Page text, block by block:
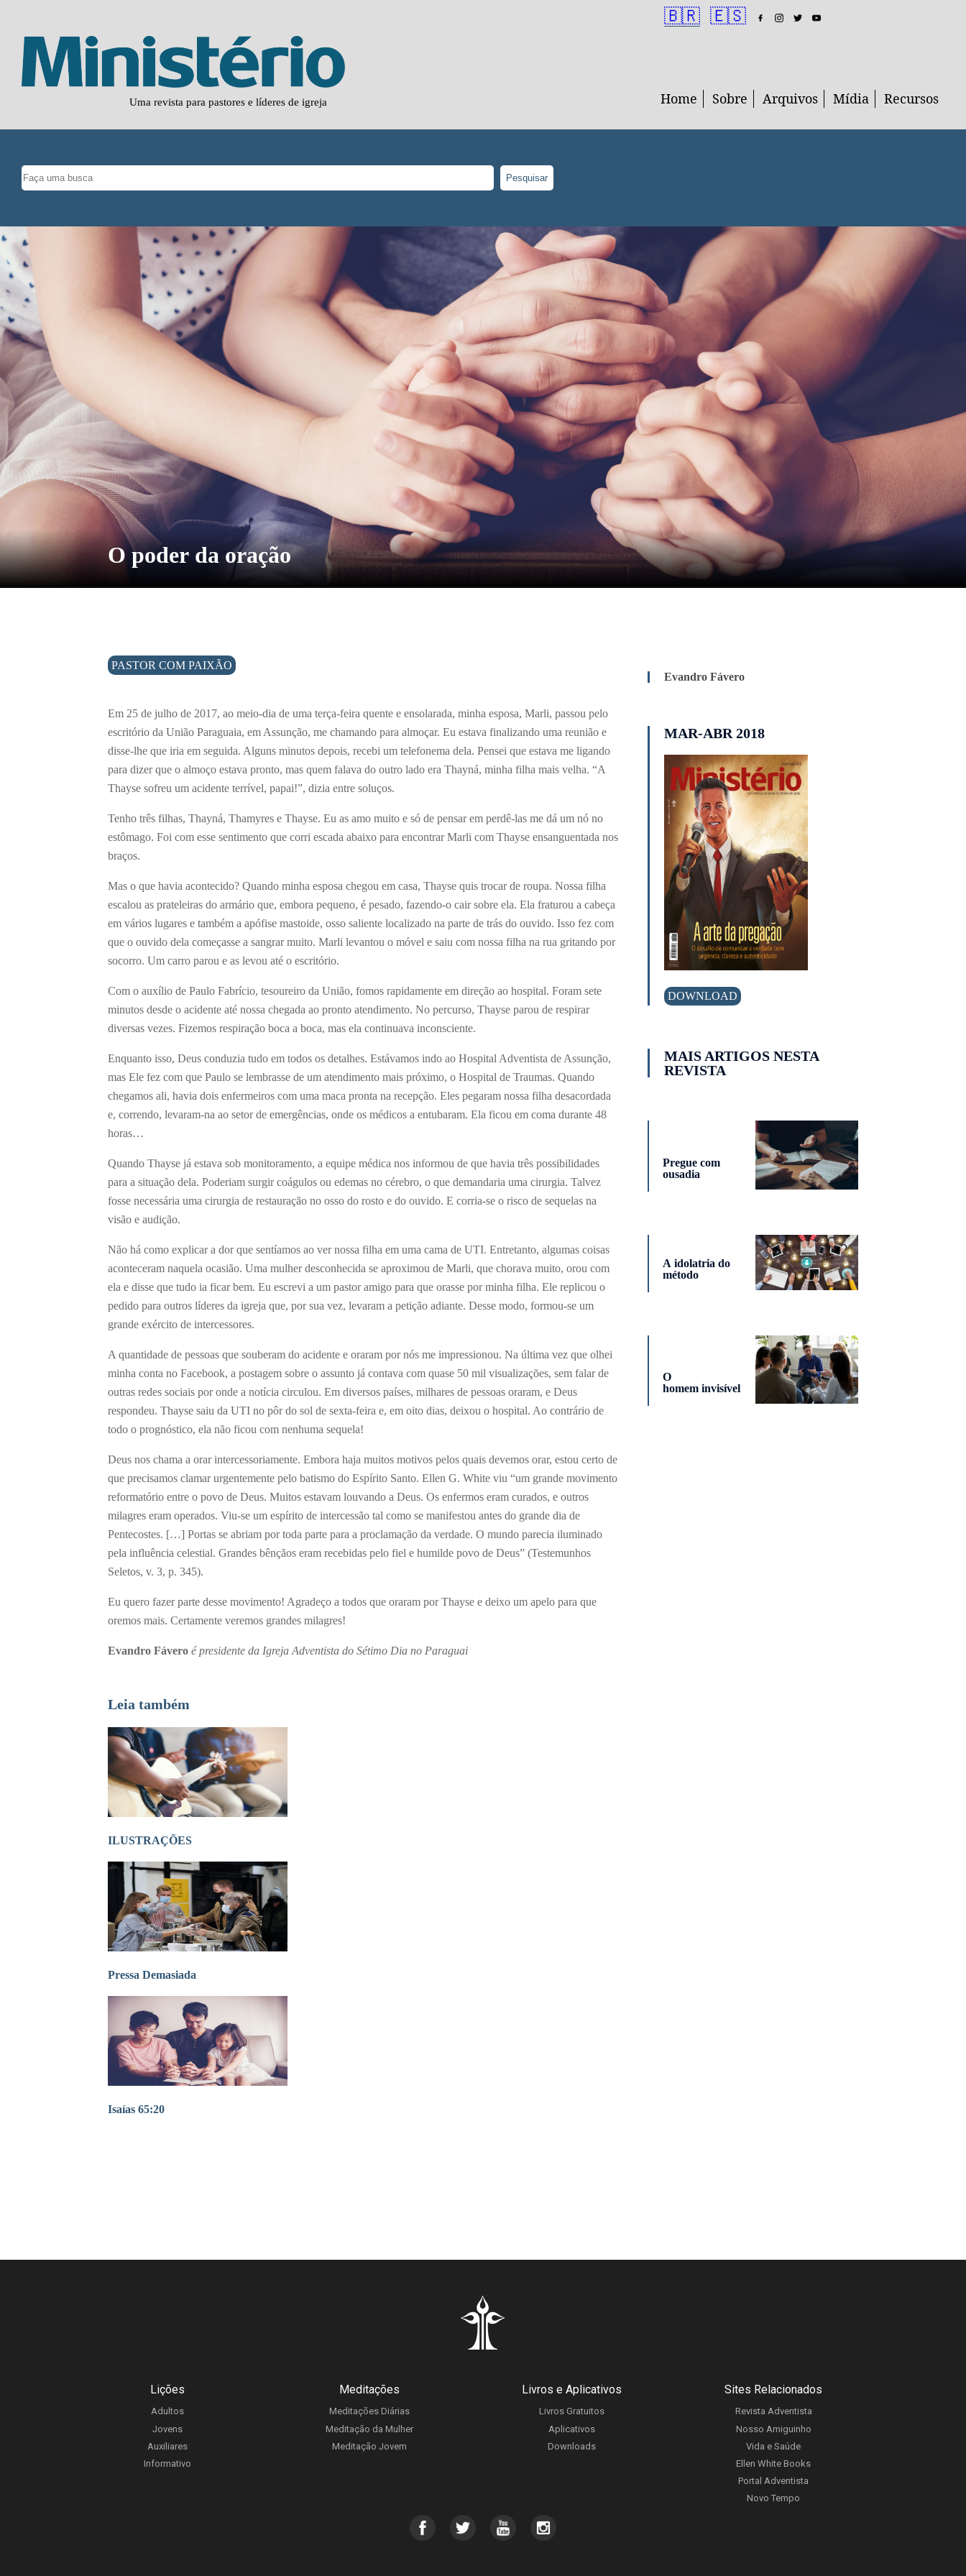
Uma revista para pastores e líderes de igreja Home Sobre Arquivos Mídia Recursos
🇧🇷 🇪🇸
Pesquisar
O poder da oração
PASTOR COM PAIXÃO
Em 25 de julho de 2017, ao meio-dia de uma terça-feira quente e ensolarada, minha esposa, Marli, passou pelo
escritório da União Paraguaia, em Assunção, me chamando para almoçar. Eu estava finalizando uma reunião e
disse-lhe que iria em seguida. Alguns minutos depois, recebi um telefonema dela. Pensei que estava me ligando
para dizer que o almoço estava pronto, mas quem falava do outro lado era Thayná, minha filha mais velha. “A
Thayse sofreu um acidente terrível, papai!”, dizia entre soluços.
Tenho três filhas, Thayná, Thamyres e Thayse. Eu as amo muito e só de pensar em perdê-las me dá um nó no
estômago. Foi com esse sentimento que corri escada abaixo para encontrar Marli com Thayse ensanguentada nos
braços.
Mas o que havia acontecido? Quando minha esposa chegou em casa, Thayse quis trocar de roupa. Nossa filha
escalou as prateleiras do armário que, embora pequeno, é pesado, fazendo-o cair sobre ela. Ela fraturou a cabeça
em vários lugares e também a apófise mastoide, osso saliente localizado na parte de trás do ouvido. Isso fez com
que o ouvido dela começasse a sangrar muito. Marli levantou o móvel e saiu com nossa filha na rua gritando por
socorro. Um carro parou e as levou até o escritório.
Com o auxílio de Paulo Fabrício, tesoureiro da União, fomos rapidamente em direção ao hospital. Foram sete
minutos desde o acidente até nossa chegada ao pronto atendimento. No percurso, Thayse parou de respirar
diversas vezes. Fizemos respiração boca a boca, mas ela continuava inconsciente.
Enquanto isso, Deus conduzia tudo em todos os detalhes. Estávamos indo ao Hospital Adventista de Assunção,
mas Ele fez com que Paulo se lembrasse de um atendimento mais próximo, o Hospital de Traumas. Quando
chegamos ali, havia dois enfermeiros com uma maca pronta na recepção. Eles pegaram nossa filha desacordada
e, correndo, levaram-na ao setor de emergências, onde os médicos a entubaram. Ela ficou em coma durante 48
horas…
Quando Thayse já estava sob monitoramento, a equipe médica nos informou de que havia três possibilidades
para a situação dela. Poderiam surgir coágulos ou edemas no cérebro, o que demandaria uma cirurgia. Talvez
fosse necessária uma cirurgia de restauração no osso do rosto e do ouvido. E corria-se o risco de sequelas na
visão e audição.
Não há como explicar a dor que sentíamos ao ver nossa filha em uma cama de UTI. Entretanto, algumas coisas
aconteceram naquela ocasião. Uma mulher desconhecida se aproximou de Marli, que chorava muito, orou com
ela e disse que tudo ia ficar bem. Eu escrevi a um pastor amigo para que orasse por minha filha. Ele replicou o
pedido para outros líderes da igreja que, por sua vez, levaram a petição adiante. Desse modo, formou-se um
grande exército de intercessores.
A quantidade de pessoas que souberam do acidente e oraram por nós me impressionou. Na última vez que olhei
minha conta no Facebook, a postagem sobre o assunto já contava com quase 50 mil visualizações, sem falar de
outras redes sociais por onde a notícia circulou. Em diversos países, milhares de pessoas oraram, e Deus
respondeu. Thayse saiu da UTI no pôr do sol de sexta-feira e, em oito dias, deixou o hospital. Ao contrário de
todo o prognóstico, ela não ficou com nenhuma sequela!
Deus nos chama a orar intercessoriamente. Embora haja muitos motivos pelos quais devemos orar, estou certo de
que precisamos clamar urgentemente pelo batismo do Espírito Santo. Ellen G. White viu “um grande movimento
reformatório entre o povo de Deus. Muitos estavam louvando a Deus. Os enfermos eram curados, e outros
milagres eram operados. Viu-se um espírito de intercessão tal como se manifestou antes do grande dia de
Pentecostes. […] Portas se abriam por toda parte para a proclamação da verdade. O mundo parecia iluminado
pela influência celestial. Grandes bênçãos eram recebidas pelo fiel e humilde povo de Deus” (Testemunhos
Seletos, v. 3, p. 345).
Eu quero fazer parte desse movimento! Agradeço a todos que oraram por Thayse e deixo um apelo para que
oremos mais. Certamente veremos grandes milagres!
Evandro Fávero é presidente da Igreja Adventista do Sétimo Dia no Paraguai
Leia também
ILUSTRAÇÕES
Pressa Demasiada
Isaías 65:20
Evandro Fávero
MAR-ABR 2018
DOWNLOAD
MAIS ARTIGOS NESTA
REVISTA
Pregue com
ousadia
A idolatria do
método
O
homem invisível
Lições
Adultos
Jovens
Auxiliares
Informativo
Meditações
Meditações Diárias
Meditação da Mulher
Meditação Jovem
Livros e Aplicativos
Livros Gratuitos
Aplicativos
Downloads
Sites Relacionados
Revista Adventista
Nosso Amiguinho
Vida e Saúde
Ellen White Books
Portal Adventista
Novo Tempo